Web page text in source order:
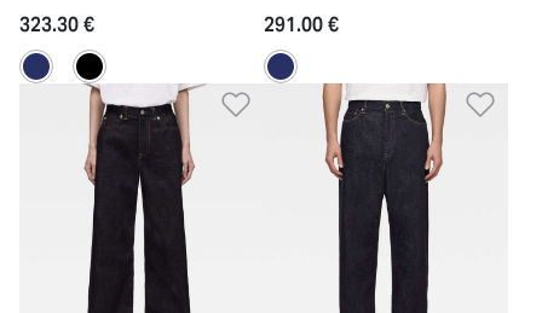
323.30 €
291.00 €
Zur Wunschliste Zur